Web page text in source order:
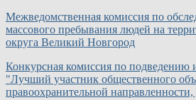
Межведомственная комиссия по
массового пребывания людей на
округа Великий Новгород
Конкурсная комиссия по подведению
"Лучший участник общественного
правоохранительной